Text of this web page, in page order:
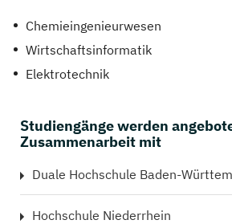
Chemieingenieurwesen
Wirtschaftsinformatik
Elektrotechnik
Studiengänge werden
Zusammenarbeit mit
Duale Hochschule Baden-
Hochschule Niederrhein